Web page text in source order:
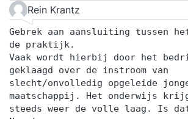
alle relevante informatie in strikte
vertrouwelijkheid moet kunnen
traint u dus uitsluitend met uw eigen
waardoor we dus ook in een
omgeving aan de slag kunnen met
waarmee u in het nieuws bent of
komen. Een neveneffect van deze
Rein Krantz
Gebrek aan aansluiting tussen
de praktijk.
Vaak wordt hierbij door het
geklaagd over de instroom van
slecht/onvolledig opgeleide
maatschappij. Het onderwijs
steeds weer de volle laag. Is